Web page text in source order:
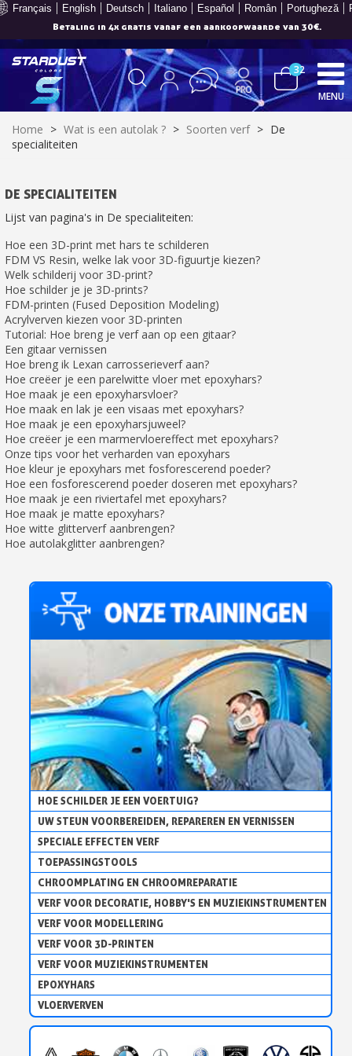
Français English Deutsch Italiano Español Român Portugheză
Betaling in 4x gratis vanaf een aankoopwaarde van 30€.
Schrijf je in voor de nieuwsbrief: €5 korting
Levering binnen 48-72 uur in Nederland
Betaling in 4x gratis vanaf een aankoopwaarde van 30€.
Je online offerte in minder dan 1 minuut
Deel je creaties en ontvang shopping vouchers
Verzamel loyaliteitspunten bij elke bestelling
Retourneer producten binnen 14 dagen
5€ korting op de eerste bestelling
10€ shopping voucher voor elke verwijzing
Schrijf je in voor de nieuwsbrief: €5 korting
Levering binnen 48-72 uur in Nederland
Betaling in 4x gratis vanaf een aankoopwaarde van 30€.
Je online offerte in minder dan 1 minuut
Deel je creaties en ontvang shopping vouchers
5€ korting op de eerste bestelling
Schrijf je in voor de nieuwsbrief: €5 korting
Schrijf je in voor de nieuwsbrief: €5 korting
Levering binnen 48-72 uur in Nederland
Betaling in 4x gratis vanaf een aankoopwaarde van 30€.
Je online offerte in minder dan 1 minuut
Deel je creaties en ontvang shopping vouchers
Verzamel loyaliteitspunten bij elke bestelling
Retourneer producten binnen 14 dagen
32
MENU
Home > Wat is een autolak ? > Soorten verf > De
specialiteiten
HOE SCHILDER JE EEN VOERTUIG?
UW STEUN VOORBEREIDEN, REPAREREN EN VERNISSEN
SPECIALE EFFECTEN VERF
TOEPASSINGSTOOLS
CHROOMPLATING EN CHROOMREPARATIE
VERF VOOR DECORATIE, HOBBY'S EN MUZIEKINSTRUMENTEN
VERF VOOR MODELLERING
VERF VOOR 3D-PRINTEN
VERF VOOR MUZIEKINSTRUMENTEN
EPOXYHARS
VLOERVERVEN
DE SPECIALITEITEN
Lijst van pagina's in De specialiteiten:
Hoe een 3D-print met hars te schilderen
FDM VS Resin, welke lak voor 3D-figuurtje kiezen?
Welk schilderij voor 3D-print?
Hoe schilder je je 3D-prints?
FDM-printen (Fused Deposition Modeling)
Acrylverven kiezen voor 3D-printen
Tutorial: Hoe breng je verf aan op een gitaar?
Een gitaar vernissen
Hoe breng ik Lexan carrosserieverf aan?
Hoe creëer je een parelwitte vloer met epoxyhars?
Hoe maak je een epoxyharsvloer?
Hoe maak en lak je een visaas met epoxyhars?
Hoe maak je een epoxyharsjuweel?
Hoe creëer je een marmervloereffect met epoxyhars?
Onze tips voor het verharden van epoxyhars
Hoe kleur je epoxyhars met fosforescerend poeder?
Hoe een fosforescerend poeder doseren met epoxyhars?
Hoe maak je een riviertafel met epoxyhars?
Hoe maak je matte epoxyhars?
Hoe witte glitterverf aanbrengen?
Hoe autolakglitter aanbrengen?